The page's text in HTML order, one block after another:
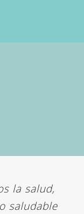
la salud,
saludable